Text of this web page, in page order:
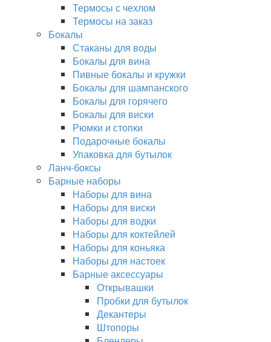
Термосы с чехлом
Термосы на заказ
Бокалы
Стаканы для воды
Бокалы для вина
Пивные бокалы и кружки
Бокалы для шампанского
Бокалы для горячего
Бокалы для виски
Рюмки и стопки
Подарочные бокалы
Упаковка для бутылок
Ланч-боксы
Барные наборы
Наборы для вина
Наборы для виски
Наборы для водки
Наборы для коктейлей
Наборы для коньяка
Наборы для настоек
Барные аксессуары
Открывашки
Пробки для бутылок
Декантеры
Штопоры